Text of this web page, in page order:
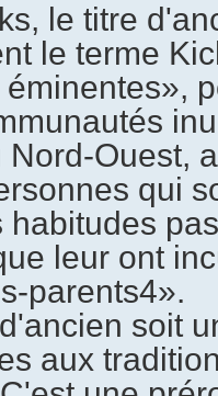
le titre
le terme
Nord-Ouest,
qui
habitudes
leur ont
parents4».
soit
aux